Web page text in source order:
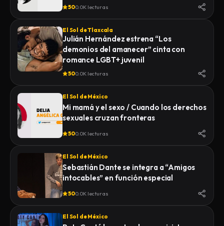
500.0K lecturas
El Sol de Tlaxcala
Julián Hernández estrena “Los
demonios del amanecer” cinta con
romance LGBT+ juvenil
500.0K lecturas
El Sol de México
Mi mamá y el sexo / Cuando los derechos
sexuales cruzan fronteras
500.0K lecturas
El Sol de México
Sebastián Dante se integra a “Amigos
intocables” en función especial
500.0K lecturas
El Sol de México